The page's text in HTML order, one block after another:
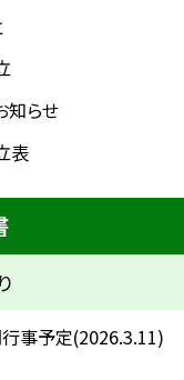
知らせ
表
事予定(2026.3.11)